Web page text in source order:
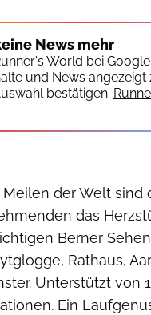
News mehr
World bei
und News
bestätigen:
der Welt sind
das
Berner
Rathaus,
Unterstützt von
Ein